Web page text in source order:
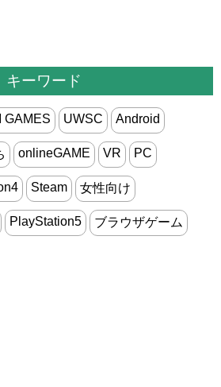
キーワード
GAMES UWSC Android
onlineGAME VR PC
Steam 女性向け
PlayStation5 ブラウザゲーム